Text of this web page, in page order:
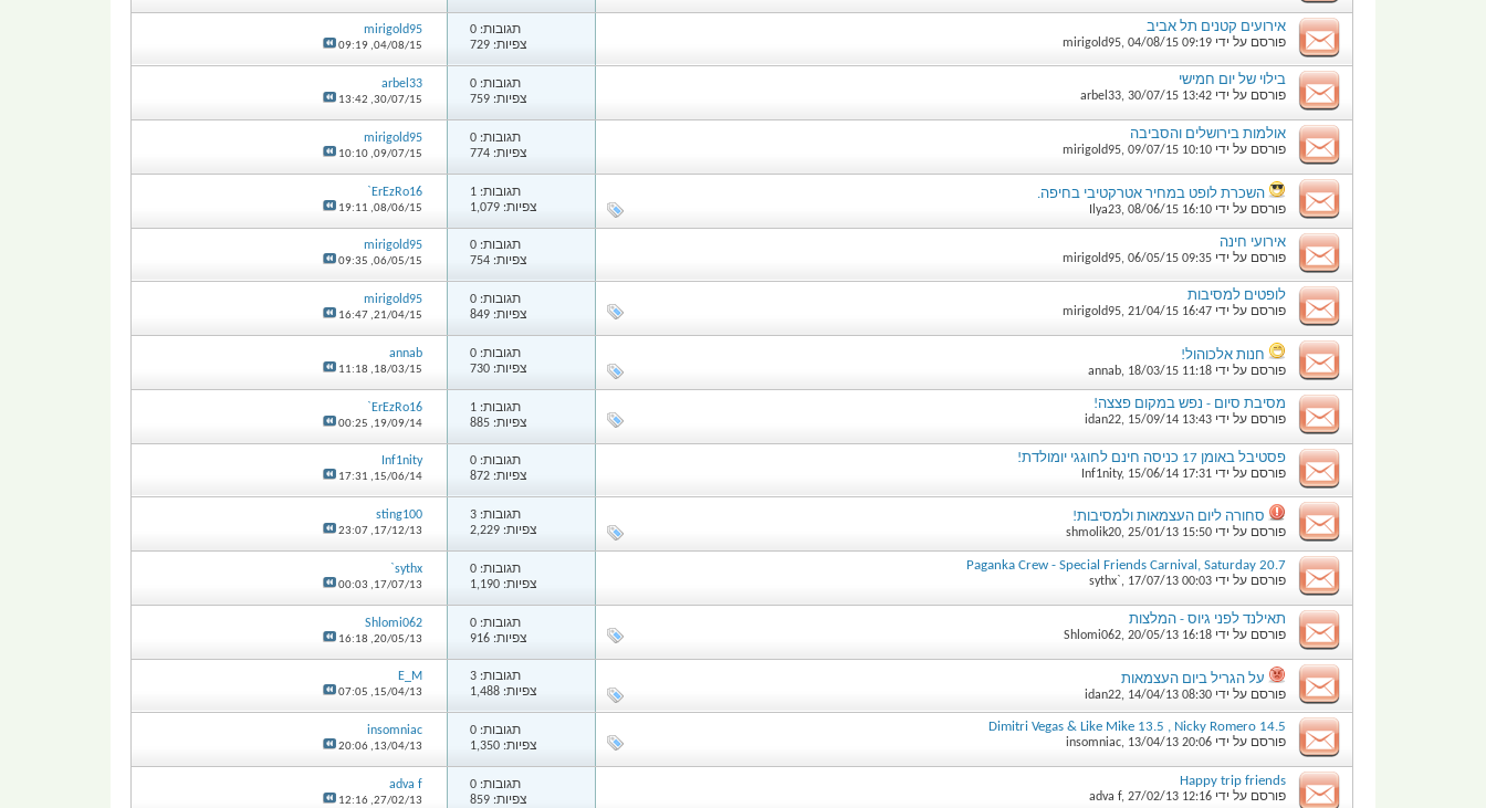
אירועים קטנים תל אביב
פורסם על ידי mirigold95, 04/08/15 09:19
תגובות: 0
צפיות: 729
mirigold95
04/08/15,
09:19
בילוי של יום חמישי
פורסם על ידי arbel33, 30/07/15 13:42
תגובות: 0
צפיות: 759
arbel33
30/07/15,
13:42
אולמות בירושלים והסביבה
פורסם על ידי mirigold95, 09/07/15 10:10
תגובות: 0
צפיות: 774
mirigold95
09/07/15,
10:10
השכרת לופט במחיר אטרקטיבי בחיפה.
פורסם על ידי Ilya23, 08/06/15 16:10
תגובות: 1
צפיות: 1,079
ErEzRo16`
08/06/15,
19:11
אירועי חינה
פורסם על ידי mirigold95, 06/05/15 09:35
תגובות: 0
צפיות: 754
mirigold95
06/05/15,
09:35
לופטים למסיבות
פורסם על ידי mirigold95, 21/04/15 16:47
תגובות: 0
צפיות: 849
mirigold95
21/04/15,
16:47
חנות אלכוהול!
פורסם על ידי annab, 18/03/15 11:18
תגובות: 0
צפיות: 730
annab
18/03/15,
11:18
מסיבת סיום - נפש במקום פצצה!
פורסם על ידי idan22, 15/09/14 13:43
תגובות: 1
צפיות: 885
ErEzRo16`
19/09/14,
00:25
פסטיבל באומן 17 כניסה חינם לחוגגי יומולדת!
פורסם על ידי Inf1nity, 15/06/14 17:31
תגובות: 0
צפיות: 872
Inf1nity
15/06/14,
17:31
סחורה ליום העצמאות ולמסיבות!
פורסם על ידי shmolik20, 25/01/13 15:50
תגובות: 3
צפיות: 2,229
sting100
17/12/13,
23:07
Paganka Crew - Special Friends Carnival, Saturday 20.7
פורסם על ידי sythx`, 17/07/13 00:03
תגובות: 0
צפיות: 1,190
sythx`
17/07/13,
00:03
תאילנד לפני גיוס - המלצות
פורסם על ידי Shlomi062, 20/05/13 16:18
תגובות: 0
צפיות: 916
Shlomi062
20/05/13,
16:18
על הגריל ביום העצמאות
פורסם על ידי idan22, 14/04/13 08:30
תגובות: 3
צפיות: 1,488
E_M
15/04/13,
07:05
Dimitri Vegas & Like Mike 13.5 , Nicky Romero 14.5
פורסם על ידי insomniac, 13/04/13 20:06
תגובות: 0
צפיות: 1,350
insomniac
13/04/13,
20:06
Happy trip friends
פורסם על ידי adva f, 27/02/13 12:16
תגובות: 0
צפיות: 859
adva f
27/02/13,
12:16